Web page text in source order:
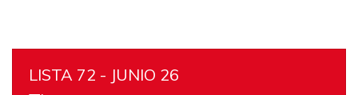
LISTA 72 - JUNIO 26